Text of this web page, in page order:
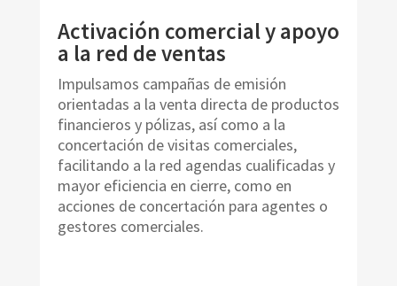
Activación comercial y apoyo
a la red de ventas
Impulsamos campañas de emisión
orientadas a la venta directa de productos
financieros y pólizas, así como a la
concertación de visitas comerciales,
facilitando a la red agendas cualificadas y
mayor eficiencia en cierre, como en
acciones de concertación para agentes o
gestores comerciales.